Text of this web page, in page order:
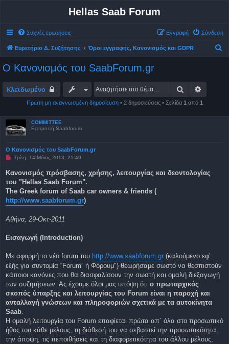
Hellas Saab Forum
Συχνές ερωτήσεις Σύνδεση
Εγγραφή
Ευρετήριο Δ. Συζήτησης Όροι εγγραφής, Κανονισμός και GDPR
Ο Κανονισμός του SaabForum.gr
Κλειδωμένο Αναζήτηση
Πρώτη μη αναγνωσμένη δημοσίευση• 2 δημοσιεύσεις • Σελίδα 1 από 1
COMMITTEE
Επιτροπή Saabforum
Ο Κανονισμός του SaabForum.gr
Μ
ν
α
ν
ω
σ
έ
δ
ο
ί
ε
σ
η
Τρίτη, 14 Μάιος 2013, 21:49
Κανονισμός πρόσβασης, χρήσης, λειτουργίας και δεοντολογίας
του "Hellas Saab Forum".
The Greek forum of Saab car owners & friends (
http://www.saabforum.gr)
Αθήνα, 29-Οκτ-2011
Εισαγωγή (Introduction)
Με αφορμή το νέο forum του http://www.saabforum.gr (καλούμενο εφ’
εξής για συντομία “Forum” ή Φόρουμ") θεωρήσαμε σωστό να θεσπιστούν
κάποιοι κανόνες που θα διασφαλίσουν την σωστή και ομαλή διεξαγωγή
των συζητήσεων. Ας έχουμε όλοι μας υπόψη ότι o πρωταρχικός
σκοπός ύπαρξης και λειτουργίας του Forum είναι η παροχή και
ανταλλαγή γνώσεων και πληροφοριών σχετικά με τα αυτοκίνητα
Saab.
Η ομαλή λειτουργία του Forum επαφίεται πρώτα απ΄ όλα στο προσωπικό
ήθος του κάθε μέλους, τη διάθεσή του να σεβαστεί την προσωπικότητα,
την άποψη, τις πεποιθήσεις και τη διαφορετικότητα του άλλου μέλους,